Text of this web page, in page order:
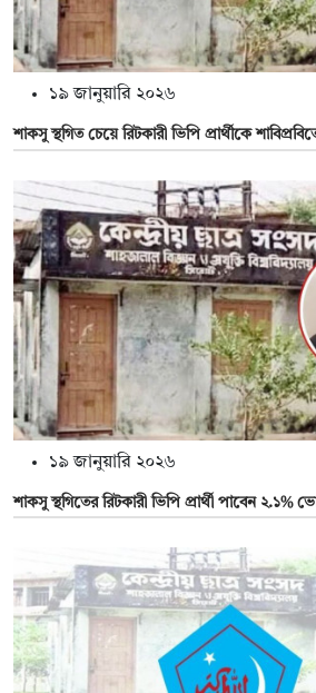
১৯ জানুয়ারি ২০২৬
শাকসু স্থগিত চেয়ে রিটকারী ভিপি প্রার্থীকে
১৯ জানুয়ারি ২০২৬
শাকসু স্থগিতের রিটকারী ভিপি প্রার্থী পাবেন ২.১%